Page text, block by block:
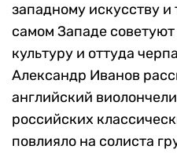
западному искусству
самом Западе
культуру и оттуда
Александр Иванов
английский
российских
повлияло на солиста